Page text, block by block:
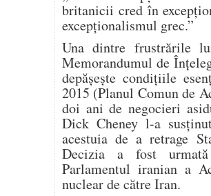
britanicii cred în
excepționalismul grec.”
Una dintre frustrările
Memorandumul de
depășește condițiile
2015 (Planul Comun de
doi ani de negocieri
Dick Cheney l-a
acestuia de a retrage
Decizia a fost
Parlamentul iranian a
nuclear de către Iran.